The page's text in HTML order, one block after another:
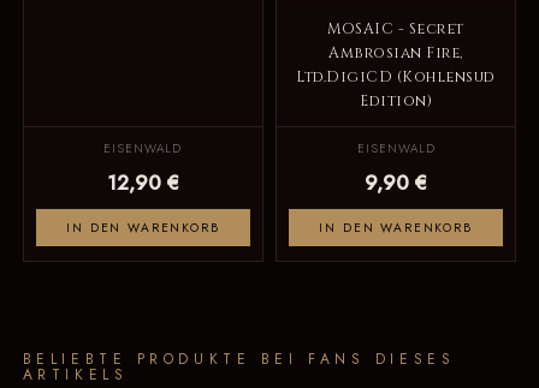
EISENWALD
12,90 €
IN DEN WARENKORB
MOSAIC - Secret
Ambrosian Fire,
Ltd.DigiCD (Kohlensud
Edition)
EISENWALD
9,90 €
IN DEN WARENKORB
BELIEBTE PRODUKTE BEI FANS DIESES
ARTIKELS